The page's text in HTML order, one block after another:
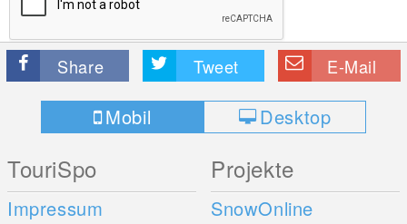
Share Tweet E-Mail
Mobil Desktop
TouriSpo
Impressum
Projekte
SnowOnline